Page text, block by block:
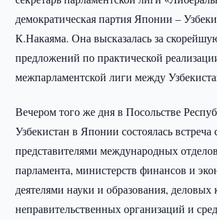
демократическая партия Японии –
К.Накаяма. Она высказалась за
предложений по практической
межпарламентской лиги между
Вечером того же дня в Посольстве
Узбекистан в Японии состоялась встреча
представителями международных
парламента, министерств финансов и
деятелями науки и образования, деловых
неправительственных организаций и